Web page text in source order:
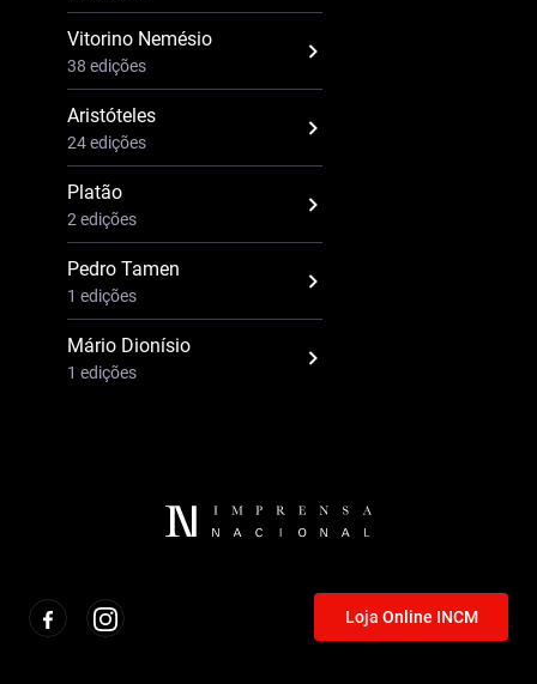
Vitorino Nemésio
38 edições
Aristóteles
24 edições
Platão
2 edições
Pedro Tamen
1 edições
Mário Dionísio
1 edições
Loja Online INCM